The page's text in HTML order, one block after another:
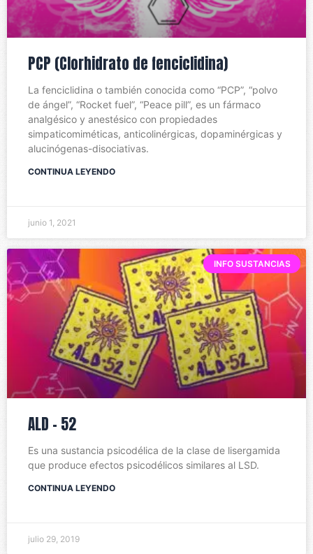
PCP (Clorhidrato de fenciclidina)
La fenciclidina o también conocida como “PCP”, “polvo
de ángel”, “Rocket fuel”, “Peace pill”, es un fármaco
analgésico y anestésico con propiedades
simpaticomiméticas, anticolinérgicas, dopaminérgicas y
alucinógenas-disociativas.
CONTINUA LEYENDO
junio 1, 2021
INFO SUSTANCIAS
ALD – 52
Es una sustancia psicodélica de la clase de lisergamida
que produce efectos psicodélicos similares al LSD.
CONTINUA LEYENDO
julio 29, 2019